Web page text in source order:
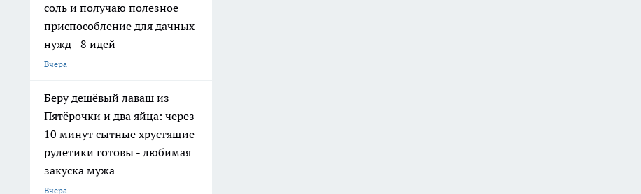
соль и получаю полезное
приспособление для дачных
нужд - 8 идей
Вчера
Беру дешёвый лаваш из
Пятёрочки и два яйца: через
10 минут сытные хрустящие
рулетики готовы - любимая
закуска мужа
Вчера